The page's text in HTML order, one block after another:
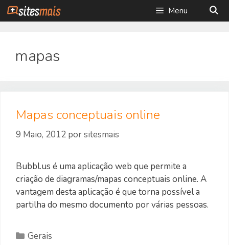
Saltar
para
Menu
mapas
Mapas conceptuais online
9 Maio, 2012 porsitesmais
Bubbl.us é uma aplicação web que permite a
criação de diagramas/mapas conceptuais online. A
vantagem desta aplicação é que torna possível a
partilha do mesmo documento por várias pessoas.
Categorias
Gerais